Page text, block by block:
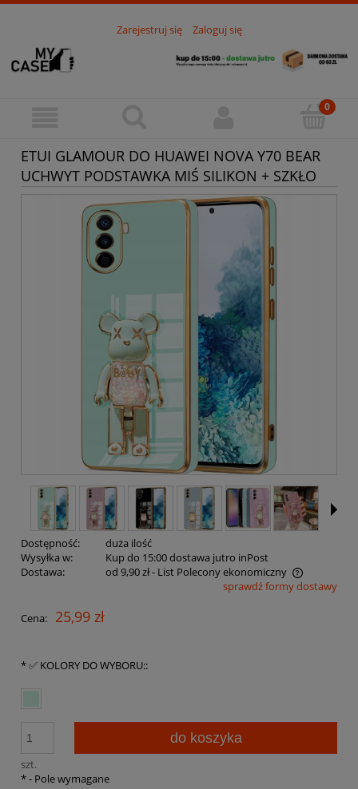
Zarejestruj się Zaloguj się
ETUI GLAMOUR DO HUAWEI NOVA Y70 BEAR
UCHWYT PODSTAWKA MIŚ SILIKON + SZKŁO
Dostępność:
duża ilość
Wysyłka w:
Kup do 15:00 dostawa jutro inPost
Dostawa:
od 9,90 zł- List Polecony ekonomiczny
Cena nie zawiera ewentualnych kosztów płatnościsprawdź formy dostawy
Cena: 25,99 zł
*✅ KOLORY DO WYBORU::
szt.
do koszyka
*- Pole wymagane